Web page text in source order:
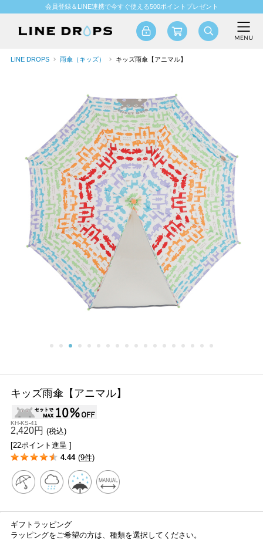
会員登録＆LINE連携で今すぐ使える500ポイントプレゼント
LINE DROPS 雨傘（キッズ） キッズ雨傘【アニマル】
キッズ雨傘【アニマル】
KH-KS-41
2,420円 (税込)
[22ポイント進呈 ]
4.44 (9件)
ギフトラッピング
ラッピングをご希望の方は、種類を選択してください。